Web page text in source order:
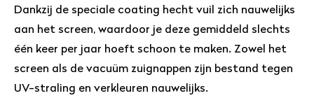
Dankzij de speciale coating hecht vuil zich nauwelijks
aan het screen, waardoor je deze gemiddeld slechts
één keer per jaar hoeft schoon te maken. Zowel het
screen als de vacuüm zuignappen zijn bestand tegen
UV-straling en verkleuren nauwelijks.